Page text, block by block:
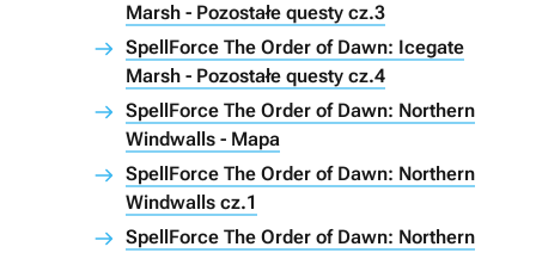
Marsh - Pozostałe questy cz.3
SpellForce The Order of Dawn: Icegate
Marsh - Pozostałe questy cz.4
SpellForce The Order of Dawn: Northern
Windwalls - Mapa
SpellForce The Order of Dawn: Northern
Windwalls cz.1
SpellForce The Order of Dawn: Northern